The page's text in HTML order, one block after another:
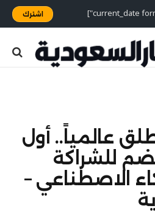
اشترك
عالمياً.. أول
للشراكة
الاصطناعي –